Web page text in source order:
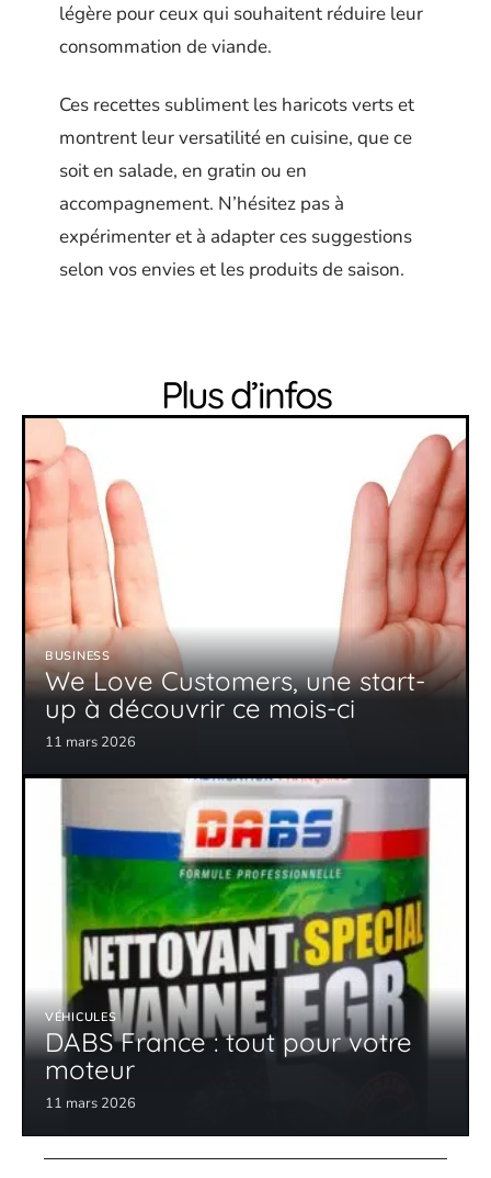
légère pour ceux qui souhaitent réduire leur
consommation de viande.
Ces recettes subliment les haricots verts et
montrent leur versatilité en cuisine, que ce
soit en salade, en gratin ou en
accompagnement. N’hésitez pas à
expérimenter et à adapter ces suggestions
selon vos envies et les produits de saison.
Plus d’infos
BUSINESS
We Love Customers, une start-
up à découvrir ce mois-ci
11 mars 2026
VÉHICULES
DABS France : tout pour votre
moteur
11 mars 2026